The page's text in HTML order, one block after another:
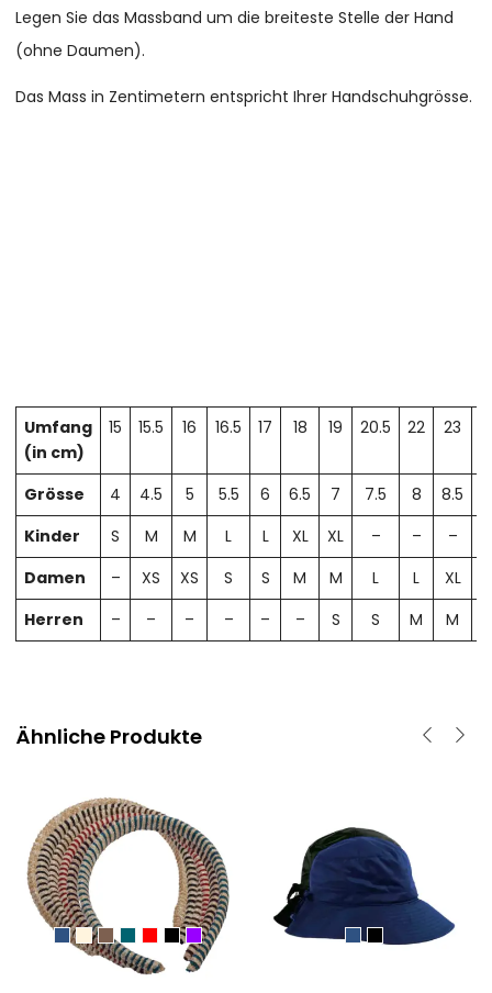
Legen Sie das Massband um die breiteste Stelle der Hand
(ohne Daumen).
Das Mass in Zentimetern entspricht Ihrer Handschuhgrösse.
Umfang
(in cm)
15 15.5 16 16.5 17 18 19 20.5 22 23
Grösse 4 4.5 5 5.5 6 6.5 7 7.5 8 8.5
Kinder
S M M L L XL XL – – –
Damen
– XS XS S S M M L L XL
Herren
– – – – – – S S M M
Ähnliche Produkte